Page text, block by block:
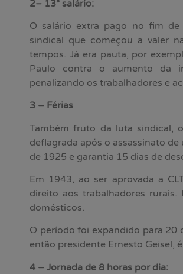
2– 13° salário:
O salário extra pago no fim
sindical que começou a valer
tempos. Já era pauta, por
Paulo contra o aumento da
penalizando os trabalhadores e
3 – Férias
Também fruto da luta sindical,
deflagrada após o assassinato
de 1925 e garantia 15 dias de
Em 1943, ao ser aprovada a
direito aos trabalhadores
domésticos.
O período foi expandido para 20
então presidente Ernesto Geisel,
4 – Jornada de 8 horas por dia: